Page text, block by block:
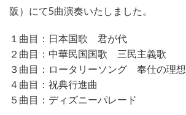
阪）にて5曲演奏いたしました。
１曲目：日本国歌 君が代
２曲目：中華民国国歌 三民主義歌
３曲目：ロータリーソング 奉仕の理想
４曲目：祝典行進曲
５曲目：ディズニーパレード